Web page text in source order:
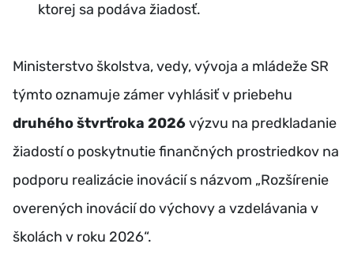
ktorej sa podáva žiadosť.
Ministerstvo školstva, vedy, vývoja a mládeže SR
týmto oznamuje zámer vyhlásiť v priebehu
druhého štvrťroka 2026výzvu na predkladanie
žiadostí o poskytnutie finančných prostriedkov na
podporu realizácie inovácií s názvom „Rozšírenie
overených inovácií do výchovy a vzdelávania v
školách v roku 2026“.